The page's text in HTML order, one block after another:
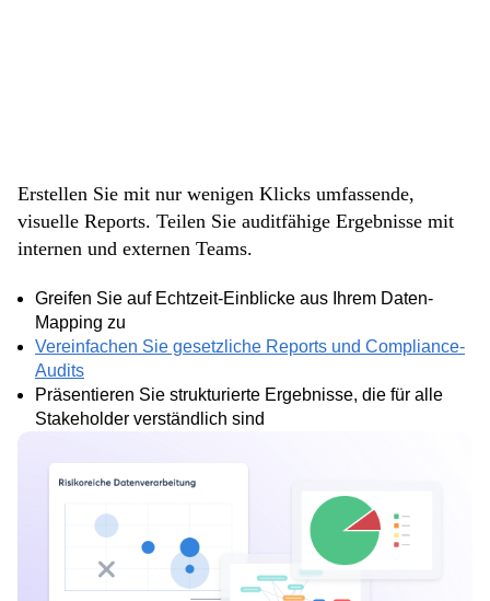
Erstellen Sie mit nur wenigen Klicks umfassende,
visuelle Reports. Teilen Sie auditfähige Ergebnisse mit
internen und externen Teams.
Greifen Sie auf Echtzeit-Einblicke aus Ihrem Daten-
Mapping zu
Vereinfachen Sie gesetzliche Reports und Compliance-
Audits
Präsentieren Sie strukturierte Ergebnisse, die für alle
Stakeholder verständlich sind